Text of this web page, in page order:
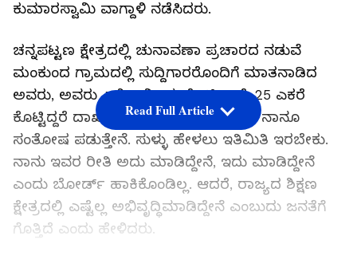
ಕುಮಾರಸ್ವಾಮಿ ವಾಗ್ದಾಳಿ ನಡೆಸಿದರು.
ಚನ್ನಪಟ್ಟಣ ಕ್ಷೇತ್ರದಲ್ಲಿ ಚುನಾವಣಾ ಪ್ರಚಾರದ ನಡುವೆ
ಮಂಕುಂದ ಗ್ರಾಮದಲ್ಲಿ ಸುದ್ದಿಗಾರರೊಂದಿಗೆ ಮಾತನಾಡಿದ
ಅವರು, ಅವರು ಎಲ್ಲಿ ಜಮೀನು ಕೊಟ್ಟಿದ್ದಾರೆ. 25 ಎಕರೆ
ಕೊಟ್ಟಿದ್ದರೆ ದಾಖಲೆ ಸಮೇತ ಜನರಿಗೆ ತಿಳಿಸಲಿ, ನಾನೂ
ಸಂತೋಷ ಪಡುತ್ತೇನೆ. ಸುಳ್ಳು ಹೇಳಲು ಇತಿಮಿತಿ ಇರಬೇಕು.
ನಾನು ಇವರ ರೀತಿ ಅದು ಮಾಡಿದ್ದೇನೆ, ಇದು ಮಾಡಿದ್ದೇನೆ
ಎಂದು ಬೋರ್ಡ್ ಹಾಕಿಕೊಂಡಿಲ್ಲ. ಆದರೆ, ರಾಜ್ಯದ ಶಿಕ್ಷಣ
ಕ್ಷೇತ್ರದಲ್ಲಿ ಎಷ್ಟೆಲ್ಲ ಅಭಿವೃದ್ಧಿಮಾಡಿದ್ದೇನೆ ಎಂಬುದು ಜನತೆಗೆ
ಗೊತ್ತಿದೆ ಎಂದು ಹೇಳಿದರು.
Read Full Article